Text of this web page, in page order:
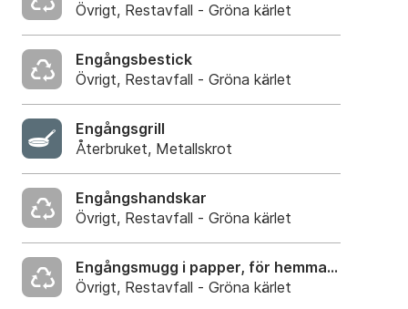
Övrigt, Restavfall - Gröna kärlet
Engångsbestick
Övrigt, Restavfall - Gröna kärlet
Engångsgrill
Återbruket, Metallskrot
Engångshandskar
Övrigt, Restavfall - Gröna kärlet
Engångsmugg i papper, för hemmabruk
Övrigt, Restavfall - Gröna kärlet